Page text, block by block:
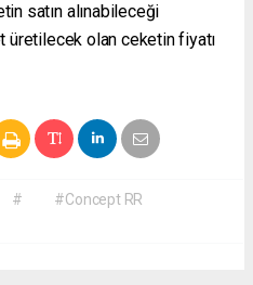
satın alınabileceği
üretilecek olan ceketin fiyatı
#
#Concept RR